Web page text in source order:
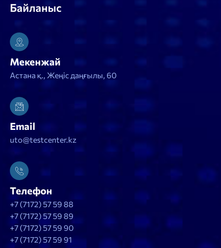
Байланыс
Мекенжай
Астана қ., Жеңіс даңғылы, 60
Email
uto@testcenter.kz
Телефон
+7 (7172) 57 59 88
+7 (7172) 57 59 89
+7 (7172) 57 59 90
+7 (7172) 57 59 91